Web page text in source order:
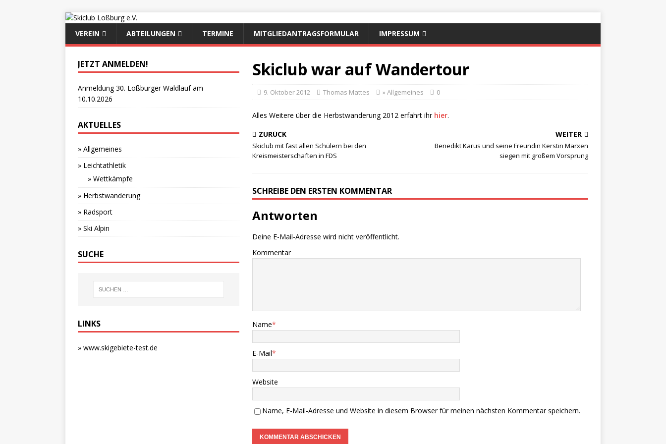
VEREIN ABTEILUNGEN TERMINE MITGLIEDANTRAGSFORMULAR IMPRESSUM
Skiclub war auf Wandertour
9. Oktober 2012 Thomas Mattes » Allgemeines 0
Alles Weitere über die Herbstwanderung 2012 erfahrt ihr hier.
ZURÜCK
Skiclub mit fast allen Schülern bei den
Kreismeisterschaften in FDS
WEITER
Benedikt Karus und seine Freundin Kerstin Marxen
siegen mit großem Vorsprung
SCHREIBE DEN ERSTEN KOMMENTAR
Antworten
Deine E-Mail-Adresse wird nicht veröffentlicht.
Kommentar
Name*
E-Mail*
Website
Name, E-Mail-Adresse und Website in diesem Browser für meinen nächsten Kommentar speichern.
JETZT ANMELDEN!
Anmeldung 30. Loßburger Waldlauf am
10.10.2026
AKTUELLES
» Allgemeines
» Leichtathletik
» Wettkämpfe
» Herbstwanderung
» Radsport
» Ski Alpin
SUCHE
LINKS
» www.skigebiete-test.de